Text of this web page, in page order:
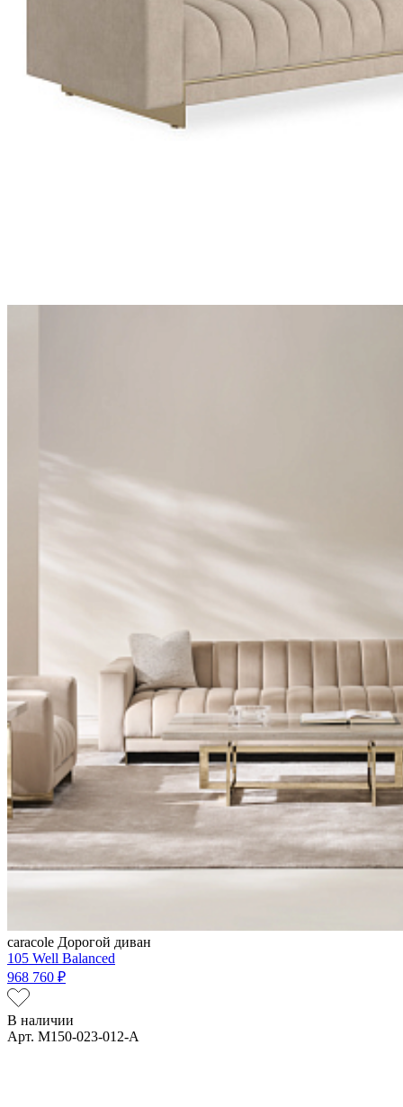
caracole Дорогой диван
105 Well Balanced
968 760 ₽
В наличии
Арт. M150-023-012-A